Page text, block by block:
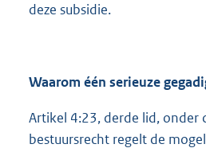
deze subsidie.
Waarom één serieuze
Artikel 4:23, derde lid, onder
bestuursrecht regelt de